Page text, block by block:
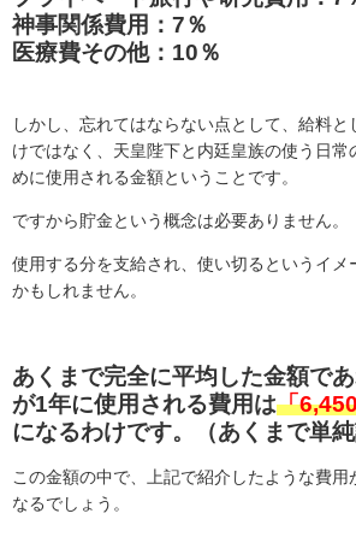
神事関係費用：7％
医療費その他：10％
しかし、忘れてはならない点として、給料と
けではなく、天皇陛下と内廷皇族の使う日常
めに使用される金額ということです。
ですから貯金という概念は必要ありません。
使用する分を支給され、使い切るというイメ
かもしれません。
あくまで完全に平均した金額で
が1年に使用される費用は「
になるわけです。（あくまで単純
この金額の中で、上記で紹介したような費用
なるでしょう。